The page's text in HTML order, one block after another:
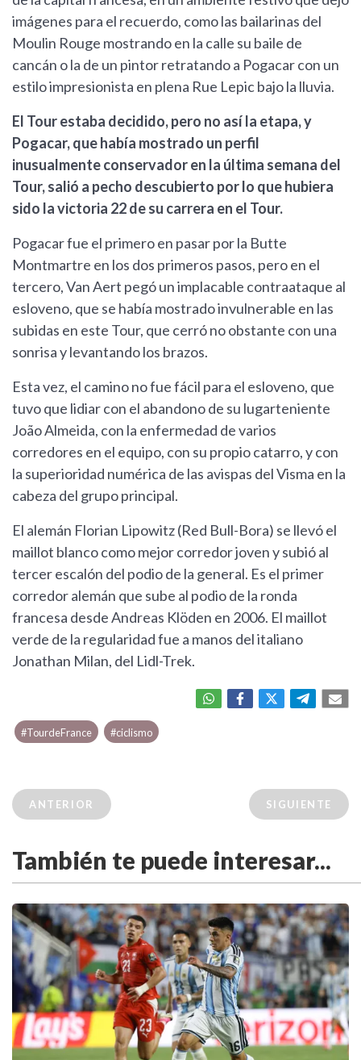
imágenes para el recuerdo, como las bailarinas del
Moulin Rouge mostrando en la calle su baile de
cancán o la de un pintor retratando a Pogacar con un
estilo impresionista en plena Rue Lepic bajo la lluvia.
El Tour estaba decidido, pero no así la etapa, y
Pogacar, que había mostrado un perfil
inusualmente conservador en la última semana del
Tour, salió a pecho descubierto por lo que hubiera
sido la victoria 22 de su carrera en el Tour.
Pogacar fue el primero en pasar por la Butte
Montmartre en los dos primeros pasos, pero en el
tercero, Van Aert pegó un implacable contraataque al
esloveno, que se había mostrado invulnerable en las
subidas en este Tour, que cerró no obstante con una
sonrisa y levantando los brazos.
Esta vez, el camino no fue fácil para el esloveno, que
tuvo que lidiar con el abandono de su lugarteniente
João Almeida, con la enfermedad de varios
corredores en el equipo, con su propio catarro, y con
la superioridad numérica de las avispas del Visma en la
cabeza del grupo principal.
El alemán Florian Lipowitz (Red Bull-Bora) se llevó el
maillot blanco como mejor corredor joven y subió al
tercer escalón del podio de la general. Es el primer
corredor alemán que sube al podio de la ronda
francesa desde Andreas Klöden en 2006. El maillot
verde de la regularidad fue a manos del italiano
Jonathan Milan, del Lidl-Trek.
#TourdeFrance #ciclismo
ANTERIOR SIGUIENTE
También te puede interesar...